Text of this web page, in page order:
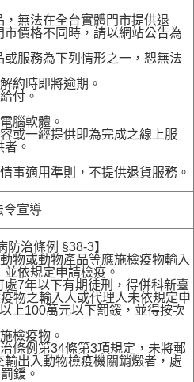
，無法在全台實體門市提供退
價格不同時，請以網站公告為
或服務為下列情形之一，恕無法
約時即將逾期。
付。
腦軟體。
或一經提供即為完成之線上服
。
事適用準則，不提供退貨服務。
令宣導
防治條例 §38-3】
物或動物產品等應施檢疫物輸入
依規定申請檢疫。
7年以下有期徒刑，得併科新臺
物之輸入人或代理人未依規定申
上100萬元以下罰鍰，並得按次
檢疫物。
條例第34條第3項規定，未將郵
出入動物檢疫機關銷燬者，處
鍰。